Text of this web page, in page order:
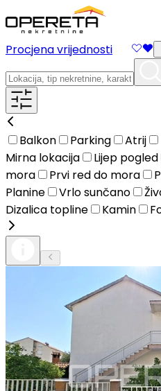
Procjena vrijednosti
Balkon Parking Atrij
Mirna lokacija
Lijep pogled
mora
Prvi red do mora
Planine
Vrlo sunčano
Dizalica topline
Kamin